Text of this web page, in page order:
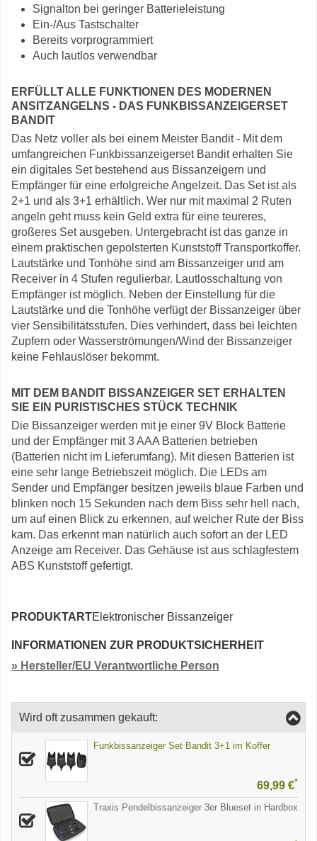
Signalton bei geringer Batterieleistung
Ein-/Aus Tastschalter
Bereits vorprogrammiert
Auch lautlos verwendbar
ERFÜLLT ALLE FUNKTIONEN DES MODERNEN
ANSITZANGELNS - DAS FUNKBISSANZEIGERSET
BANDIT
Das Netz voller als bei einem Meister Bandit - Mit dem
umfangreichen Funkbissanzeigerset Bandit erhalten Sie
ein digitales Set bestehend aus Bissanzeigern und
Empfänger für eine erfolgreiche Angelzeit. Das Set ist als
2+1 und als 3+1 erhältlich. Wer nur mit maximal 2 Ruten
angeln geht muss kein Geld extra für eine teureres,
großeres Set ausgeben. Untergebracht ist das ganze in
einem praktischen gepolsterten Kunststoff Transportkoffer.
Lautstärke und Tonhöhe sind am Bissanzeiger und am
Receiver in 4 Stufen regulierbar. Lautlosschaltung von
Empfänger ist möglich. Neben der Einstellung für die
Lautstärke und die Tonhöhe verfügt der Bissanzeiger über
vier Sensibilitätsstufen. Dies verhindert, dass bei leichten
Zupfern oder Wasserströmungen/Wind der Bissanzeiger
keine Fehlauslöser bekommt.
MIT DEM BANDIT BISSANZEIGER SET ERHALTEN
SIE EIN PURISTISCHES STÜCK TECHNIK
Die Bissanzeiger werden mit je einer 9V Block Batterie
und der Empfänger mit 3 AAA Batterien betrieben
(Batterien nicht im Lieferumfang). Mit diesen Batterien ist
eine sehr lange Betriebszeit möglich. Die LEDs am
Sender und Empfänger besitzen jeweils blaue Farben und
blinken noch 15 Sekunden nach dem Biss sehr hell nach,
um auf einen Blick zu erkennen, auf welcher Rute der Biss
kam. Das erkennt man natürlich auch sofort an der LED
Anzeige am Receiver. Das Gehäuse ist aus schlagfestem
ABS Kunststoff gefertigt.
PRODUKTARTElektronischer Bissanzeiger
INFORMATIONEN ZUR PRODUKTSICHERHEIT
» Hersteller/EU Verantwortliche Person
Wird oft zusammen gekauft:
Funkbissanzeiger Set Bandit 3+1 im Koffer
69,99 €*
Traxis Pendelbissanzeiger 3er Blueset in Hardbox